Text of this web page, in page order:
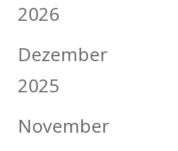
2026
Dezember
2025
November